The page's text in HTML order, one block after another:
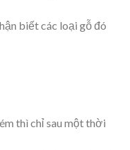
biết các loại gỗ đó
thì chỉ sau một thời